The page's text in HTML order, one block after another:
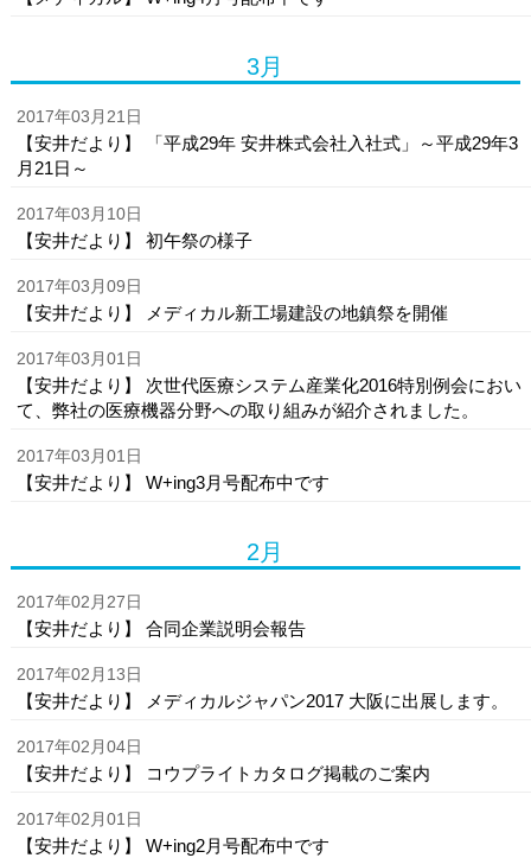
3月
2017年03月21日
【安井だより】 「平成29年 安井株式会社入社式」～平成29年3
月21日～
2017年03月10日
【安井だより】 初午祭の様子
2017年03月09日
【安井だより】 メディカル新工場建設の地鎮祭を開催
2017年03月01日
【安井だより】 次世代医療システム産業化2016特別例会におい
て、弊社の医療機器分野への取り組みが紹介されました。
2017年03月01日
【安井だより】 W+ing3月号配布中です
2月
2017年02月27日
【安井だより】 合同企業説明会報告
2017年02月13日
【安井だより】 メディカルジャパン2017 大阪に出展します。
2017年02月04日
【安井だより】 コウプライトカタログ掲載のご案内
2017年02月01日
【安井だより】 W+ing2月号配布中です